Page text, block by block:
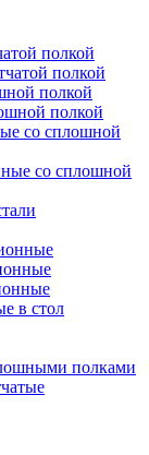
полкой
полкой
полкой
полкой
со сплошной
со сплошной
в стол
полками